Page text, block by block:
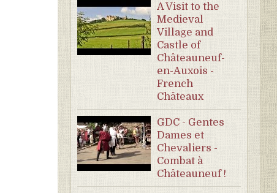
A Visit to the
Medieval
Village and
Castle of
Châteauneuf-
en-Auxois -
French
Châteaux
GDC - Gentes
Dames et
Chevaliers -
Combat à
Châteauneuf !